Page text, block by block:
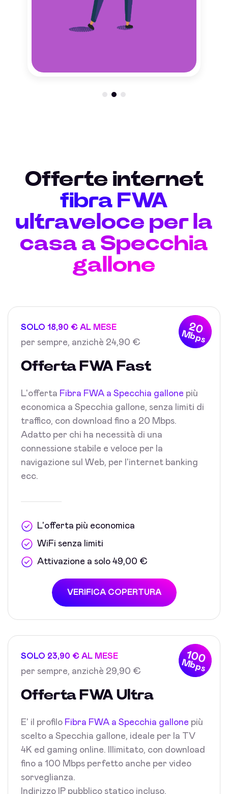
Offerte internet
fibra FWA
ultraveloce per la
casa a Specchia
gallone
20
Mbps
SOLO 18,90 € AL MESE
per sempre, anzichè 24,90 €
Offerta FWA Fast
L'offerta Fibra FWA a Specchia gallone più
economica a Specchia gallone, senza limiti di
traffico, con download fino a 20 Mbps.
Adatto per chi ha necessità di una
connessione stabile e veloce per la
navigazione sul Web, per l'internet banking
ecc.
L'offerta più economica
WiFi senza limiti
Attivazione a solo 49,00 €
VERIFICA COPERTURA
100
Mbps
SOLO 23,90 € AL MESE
per sempre, anzichè 29,90 €
Offerta FWA Ultra
E' il profilo Fibra FWA a Specchia gallone più
scelto a Specchia gallone, ideale per la TV
4K ed gaming online. Illimitato, con download
fino a 100 Mbps perfetto anche per video
sorveglianza.
Indirizzo IP pubblico statico incluso.